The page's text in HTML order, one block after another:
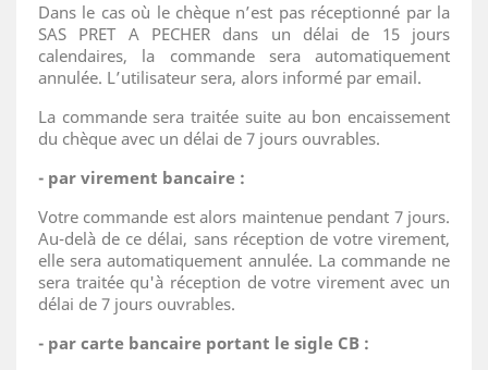
Dans le cas où le chèque n’est pas réceptionné par la
SAS PRET A PECHER dans un délai de 15 jours
calendaires, la commande sera automatiquement
annulée. L’utilisateur sera, alors informé par email.
La commande sera traitée suite au bon encaissement
du chèque avec un délai de 7 jours ouvrables.
- par virement bancaire :
Votre commande est alors maintenue pendant 7 jours.
Au-delà de ce délai, sans réception de votre virement,
elle sera automatiquement annulée. La commande ne
sera traitée qu'à réception de votre virement avec un
délai de 7 jours ouvrables.
- par carte bancaire portant le sigle CB :